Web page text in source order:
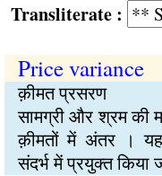
:
Price variance
क़ीमत प्रसरण
सामग्री और श्रम की
क़ीमतों में अंतर ।
संदर्भ में प्रयुक्त किया